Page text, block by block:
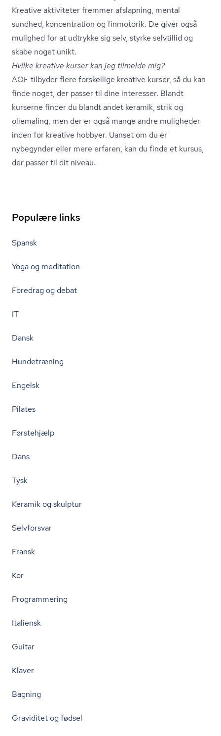
Kreative aktiviteter fremmer afslapning, mental
sundhed, koncentration og finmotorik. De giver også
mulighed for at udtrykke sig selv, styrke selvtillid og
skabe noget unikt.
Hvilke kreative kurser kan jeg tilmelde mig?
AOF tilbyder flere forskellige kreative kurser, så du kan
finde noget, der passer til dine interesser. Blandt
kurserne finder du blandt andet keramik, strik og
oliemaling, men der er også mange andre muligheder
inden for kreative hobbyer. Uanset om du er
nybegynder eller mere erfaren, kan du finde et kursus,
der passer til dit niveau.
Populære links
Spansk
Yoga og meditation
Foredrag og debat
IT
Dansk
Hundetræning
Engelsk
Pilates
Førstehjælp
Dans
Tysk
Keramik og skulptur
Selvforsvar
Fransk
Kor
Programmering
Italiensk
Guitar
Klaver
Bagning
Graviditet og fødsel